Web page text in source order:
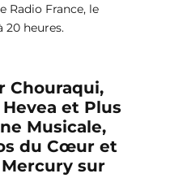
Radio France, le
20 heures.
Chouraqui,
et Plus
Musicale,
du Cœur et
sur